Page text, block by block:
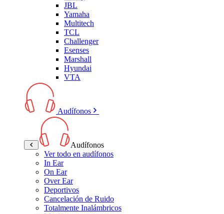
JBL
Yamaha
Multitech
TCL
Challenger
Esenses
Marshall
Hyundai
VTA
Audífonos
Audífonos
Ver todo en audífonos
In Ear
On Ear
Over Ear
Deportivos
Cancelación de Ruido
Totalmente Inalámbricos